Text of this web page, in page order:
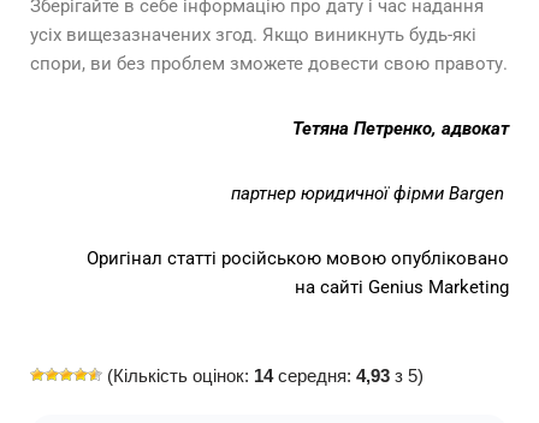
Зберігайте в себе інформацію про дату і час надання
усіх вищезазначених згод. Якщо виникнуть будь-які
спори, ви без проблем зможете довести свою правоту.
Тетяна Петренко, адвокат
партнер юридичної фірми Bargen
Оригінал статті російською мовою опубліковано
на сайті Genius Marketing
(Кількість оцінок: 14середня: 4,93 з 5)